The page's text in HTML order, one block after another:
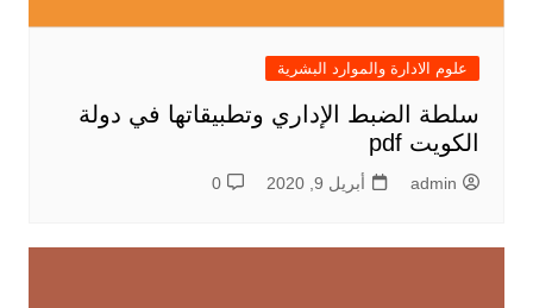
علوم الادارة والموارد البشرية
سلطة الضبط الإداري وتطبيقاتها في دولة
الكويت pdf
admin أبريل 9, 2020 0